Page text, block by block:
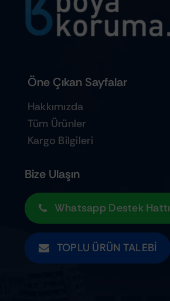
Öne Çıkan Sayfalar
Hakkımızda
Tüm Ürünler
Kargo Bilgileri
Bize Ulaşın
Whatsapp Destek Hattı
TOPLU ÜRÜN TALEBI